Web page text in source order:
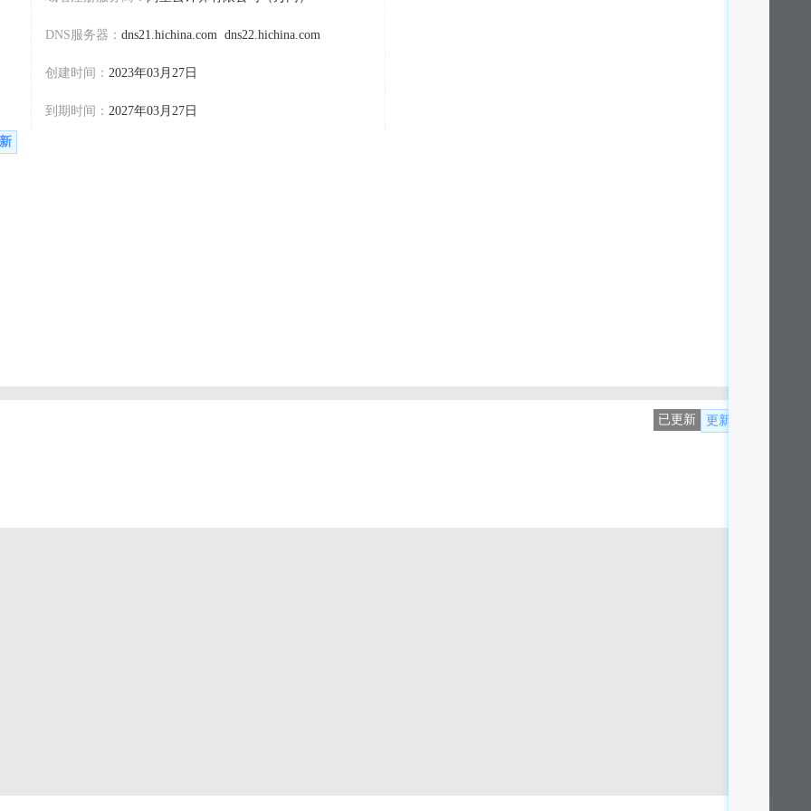
DNS服务器： dns21.hichina.com dns22.hichina.com
创建时间： 2023年03月27日
到期时间： 2027年03月27日
更新
已更新